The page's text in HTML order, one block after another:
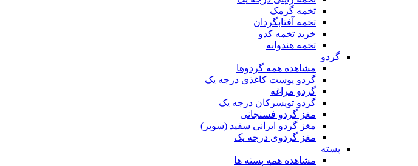
تخمه گرمک
تخمه آفتابگردان
خرید تخمه کدو
تخمه هندوانه
گردو
مشاهده همه گردوها
گردو پوست کاغذی درجه یک
گردو مراغه
گردو تویسرکان درجه یک
مغز گردو فسنجانی
مغز گردو ایرانی سفید (سوپر)
مغز گردوی درجه یک
پسته
مشاهده همه پسته ها